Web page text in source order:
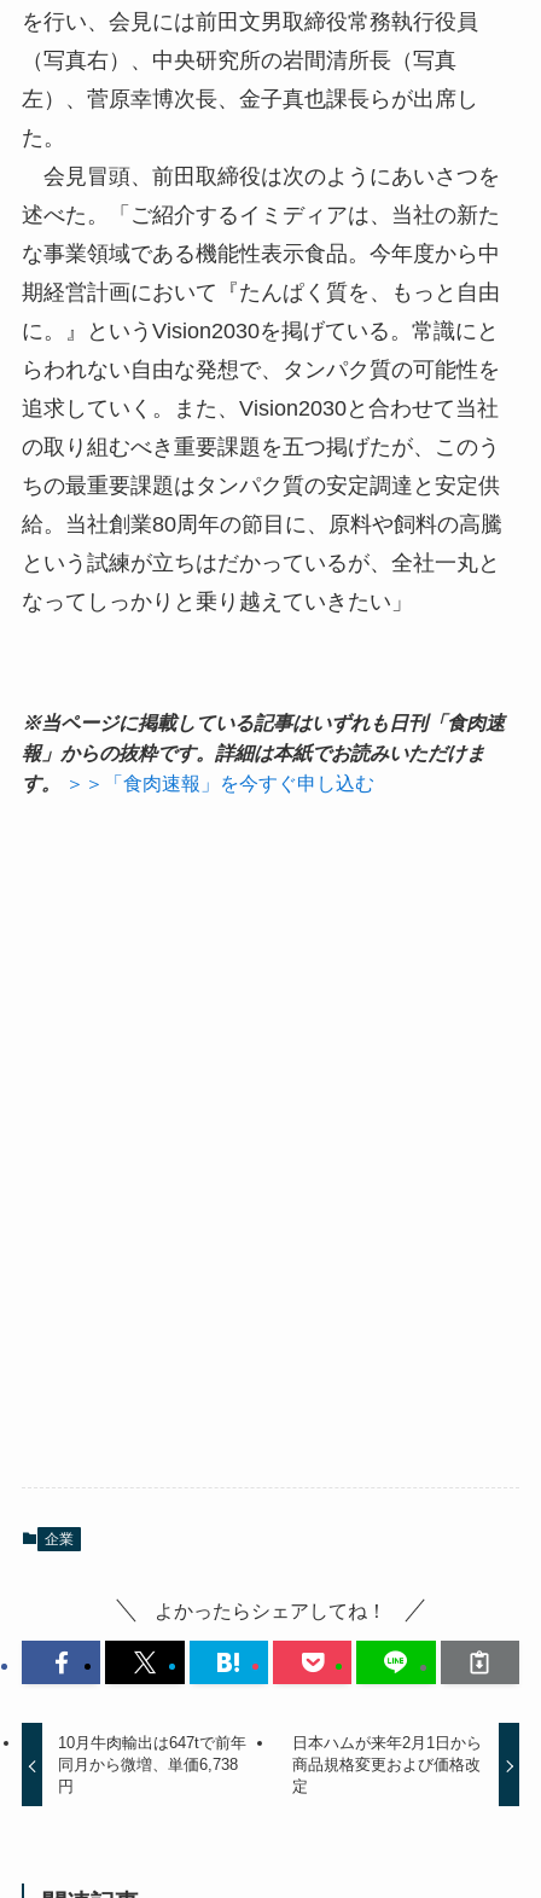
を行い、会見には前田文男取締役常務執行役員
（写真右）、中央研究所の岩間清所長（写真
左）、菅原幸博次長、金子真也課長らが出席し
た。
会見冒頭、前田取締役は次のようにあいさつを
述べた。「ご紹介するイミディアは、当社の新た
な事業領域である機能性表示食品。今年度から中
期経営計画において『たんぱく質を、もっと自由
に。』というVision2030を掲げている。常識にと
らわれない自由な発想で、タンパク質の可能性を
追求していく。また、Vision2030と合わせて当社
の取り組むべき重要課題を五つ掲げたが、このう
ちの最重要課題はタンパク質の安定調達と安定供
給。当社創業80周年の節目に、原料や飼料の高騰
という試練が立ちはだかっているが、全社一丸と
なってしっかりと乗り越えていきたい」
※当ページに掲載している記事はいずれも日刊「食肉速
報」からの抜粋です。詳細は本紙でお読みいただけま
す。
＞＞「食肉速報」を今すぐ申し込む
企業
よかったらシェアしてね！
10月牛肉輸出は647tで前年
同月から微増、単価6,738
円
日本ハムが来年2月1日から
商品規格変更および価格改
定